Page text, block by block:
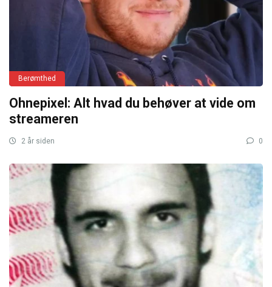
Berømthed
Ohnepixel: Alt hvad du behøver at vide om
streameren
2 år siden 0